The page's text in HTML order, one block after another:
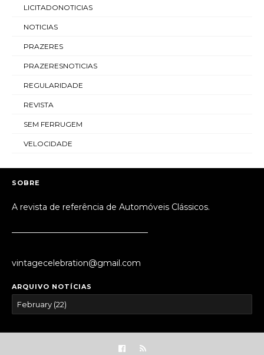
LICITADONOTICIAS
NOTICIAS
PRAZERES
PRAZERESNOTICIAS
REGULARIDADE
REVISTA
SEM FERRUGEM
VELOCIDADE
SOBRE
A revista de referência de Automóveis Clássicos.
vintagecelebration@gmail.com
ARQUIVO NOTÍCIAS